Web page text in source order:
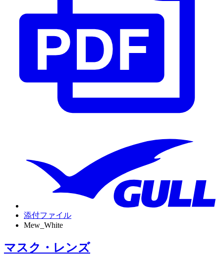
添付ファイル
Mew_White
マスク・レンズ